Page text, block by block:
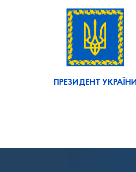
ПРЕЗИДЕНТ УКРАЇНИ